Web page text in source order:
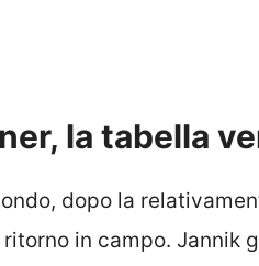
la tabella
dopo la
in campo. Jannik